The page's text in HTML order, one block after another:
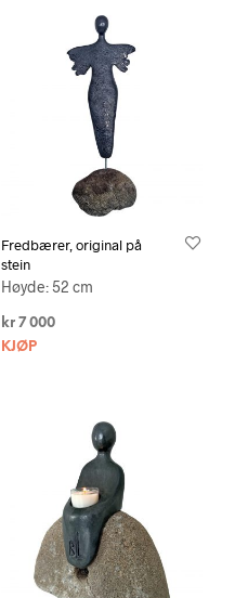
Fredbærer, original på
stein
Høyde: 52 cm
kr7 000
KJØP